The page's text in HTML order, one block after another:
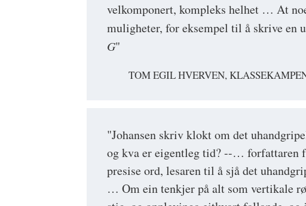
velkomponert, kompleks helhet … At
muligheter, for eksempel til å skrive en
G"
TOM EGIL HVERVEN,
"Johansen skriv klokt om det
og kva er eigentleg tid? --… forfattaren
presise ord, lesaren til å sjå det
… Om ein tenkjer på alt som vertikale